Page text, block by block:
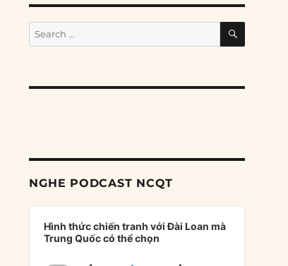
Search
for:
SEARCH
NGHE PODCAST NCQT
Audio
Player
Hình thức chiến tranh với Đài Loan mà
Trung Quốc có thể chọn